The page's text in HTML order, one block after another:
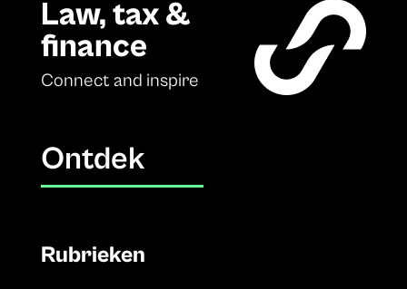
Law, tax &
finance
Connect and inspire
Ontdek
Rubrieken